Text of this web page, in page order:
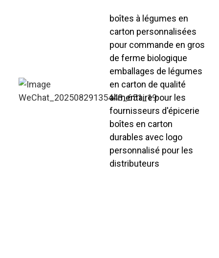
boîtes à légumes en
carton personnalisées
pour commande en gros
de ferme biologique
emballages de légumes
en carton de qualité
alimentaire pour les
fournisseurs d'épicerie
boîtes en carton
durables avec logo
personnalisé pour les
distributeurs